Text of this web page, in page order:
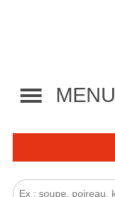
MENU